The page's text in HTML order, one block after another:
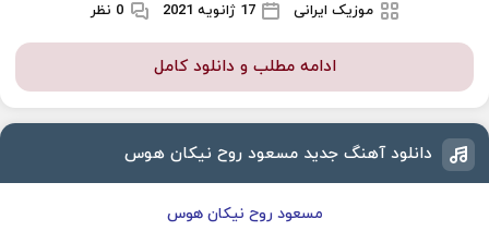
موزیک ایرانی 17 ژانویه 2021 0 نظر
ادامه مطلب و دانلود کامل
دانلود آهنگ جدید مسعود روح نیکان هوس
مسعود روح نیکان هوس